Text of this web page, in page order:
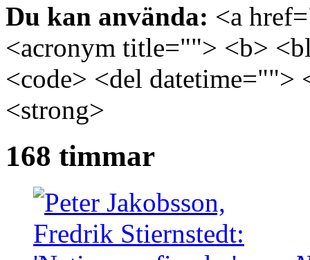
Du kan använda: <a
<acronym title=""> <b>
<code> <del
<strong>
168 timmar